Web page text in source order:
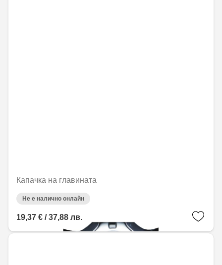
Капачка на главината
Не е налично онлайн
19,37 € / 37,88 лв.